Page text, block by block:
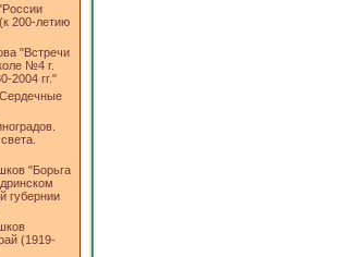
200-летию
"Встречи
№4 г.
2004 гг."
"Борьга
губернии
(1919-